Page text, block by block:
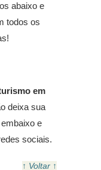
abaixo e
todos os
em
deixa sua
e
sociais.
↑ Voltar ↑